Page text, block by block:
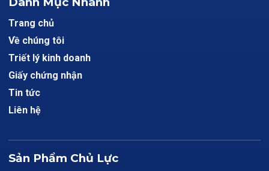
Trang chủ
Về chúng tôi
Triết lý kinh doanh
Giấy chứng nhận
Tin tức
Liên hệ
Sản Phẩm Chủ Lực